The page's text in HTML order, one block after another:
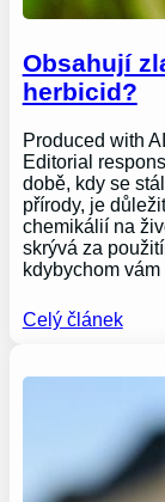
Obsahují
herbicid?
Produced with
Editorial
době, kdy se
přírody, je
chemikálií na
skrývá za
kdybychom
Celý článek